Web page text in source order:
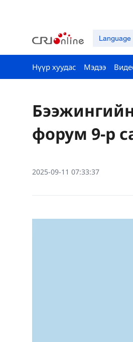
Language
Нүүр хуудас Мэдээ
форум 9-р
2025-09-11 07:33:37